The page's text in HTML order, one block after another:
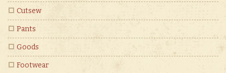
Cutsew
Pants
Goods
Footwear